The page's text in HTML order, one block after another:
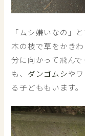
「ムシ嫌いなの」
木の枝で草をかき
分に向かって飛ん
も、 ダンゴムシや
る子どももいます。